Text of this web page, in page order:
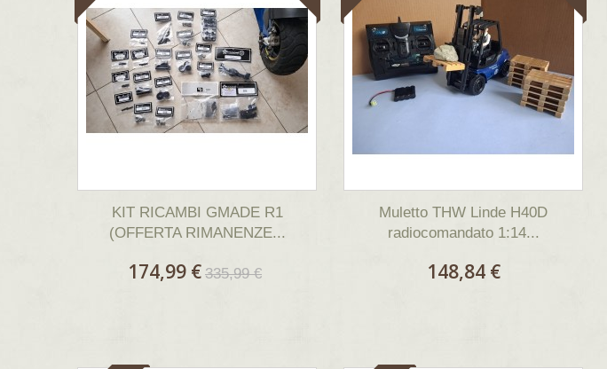
KIT RICAMBI GMADE R1
(OFFERTA RIMANENZE...
174,99 € 335,99 €
Muletto THW Linde H40D
radiocomandato 1:14...
148,84 €